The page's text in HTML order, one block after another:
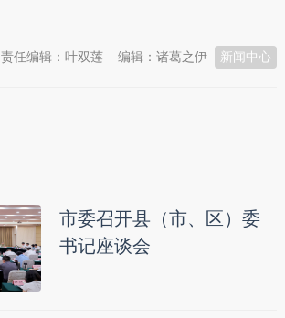
新闻中心
编辑：诸葛之伊
责任编辑：叶双莲
市委召开县（市、区）委
书记座谈会